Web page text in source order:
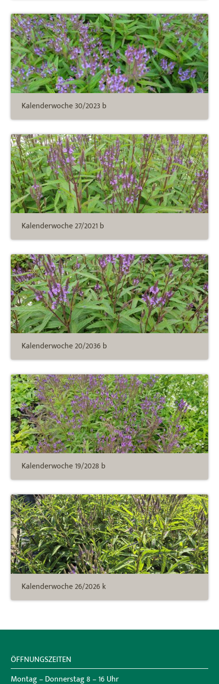
Kalenderwoche 30/2023 b
Kalenderwoche 27/2021 b
Kalenderwoche 20/2036 b
Kalenderwoche 19/2028 b
Kalenderwoche 26/2026 k
ÖFFNUNGSZEITEN
Montag – Donnerstag 8 – 16 Uhr